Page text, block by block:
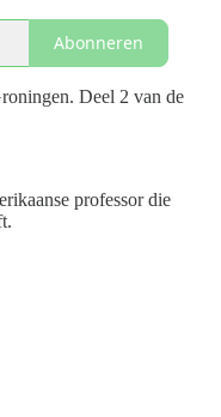
Abonneren
Deel 2 van de
professor die